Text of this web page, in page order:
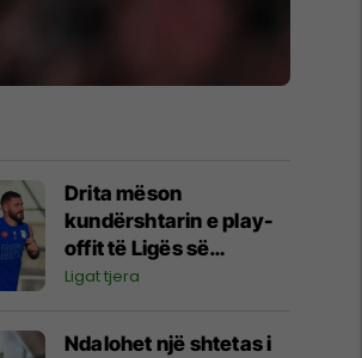
Drita mëson
kundërshtarin e play-
offit të Ligës së
Konferencës nëse e
Ligat tjera
Ndalohet një shtetas i